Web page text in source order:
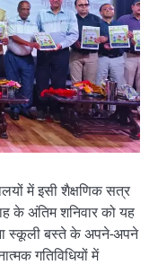
में इसी शैक्षणिक सत्र
के अंतिम शनिवार को यह
स्कूली बस्ते के अपने-अपने
गतिविधियों में